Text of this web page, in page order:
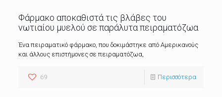
Φάρμακο αποκαθιστά τις βλάβες του
νωτιαίου μυελού σε παράλυτα πειραματόζωα
Ένα πειραματικό φάρμακο, που δοκιμάστηκε από Αμερικανούς
και άλλους επιστήμονες σε πειραματόζωα,
69 Περισσότερα